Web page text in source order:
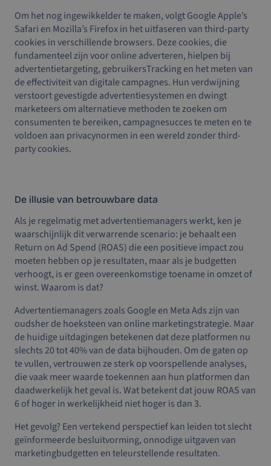
Om het nog ingewikkelder te maken, volgt Google Apple’s
Safari en Mozilla’s Firefox in het uitfaseren van third-party
cookies in verschillende browsers. Deze cookies, die
fundamenteel zijn voor online adverteren, hielpen bij
advertentietargeting, gebruikersTracking en het meten van
de effectiviteit van digitale campagnes. Hun verdwijning
verstoort gevestigde advertentiesystemen en dwingt
marketeers om alternatieve methoden te zoeken om
consumenten te bereiken, campagnesucces te meten en te
voldoen aan privacynormen in een wereld zonder third-
party cookies.
De illusie van betrouwbare data
Als je regelmatig met advertentiemanagers werkt, ken je
waarschijnlijk dit verwarrende scenario: je behaalt een
Return on Ad Spend (ROAS) die een positieve impact zou
moeten hebben op je resultaten, maar als je budgetten
verhoogt, is er geen overeenkomstige toename in omzet of
winst. Waarom is dat?
Advertentiemanagers zoals Google en Meta Ads zijn van
oudsher de hoeksteen van online marketingstrategie. Maar
de huidige uitdagingen betekenen dat deze platformen nu
slechts 20 tot 40% van de data bijhouden. Om de gaten op
te vullen, vertrouwen ze sterk op voorspellende analyses,
die vaak meer waarde toekennen aan hun platformen dan
daadwerkelijk het geval is. Wat betekent dat jouw ROAS van
6 of hoger in werkelijkheid niet hoger is dan 3.
Het gevolg? Een vertekend perspectief kan leiden tot slecht
geïnformeerde besluitvorming, onnodige uitgaven van
marketingbudgetten en teleurstellende resultaten.